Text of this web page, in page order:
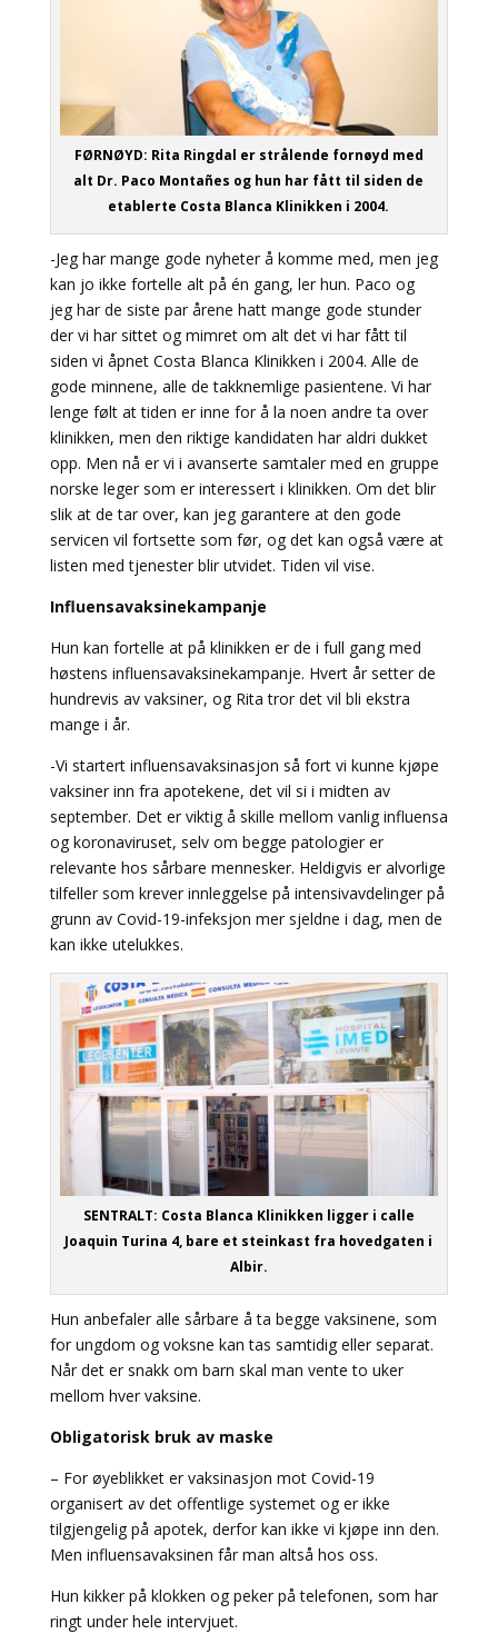
FØRNØYD: Rita Ringdal er strålende fornøyd med
alt Dr. Paco Montañes og hun har fått til siden de
etablerte Costa Blanca Klinikken i 2004.
-Jeg har mange gode nyheter å komme med, men jeg
kan jo ikke fortelle alt på én gang, ler hun. Paco og
jeg har de siste par årene hatt mange gode stunder
der vi har sittet og mimret om alt det vi har fått til
siden vi åpnet Costa Blanca Klinikken i 2004. Alle de
gode minnene, alle de takknemlige pasientene. Vi har
lenge følt at tiden er inne for å la noen andre ta over
klinikken, men den riktige kandidaten har aldri dukket
opp. Men nå er vi i avanserte samtaler med en gruppe
norske leger som er interessert i klinikken. Om det blir
slik at de tar over, kan jeg garantere at den gode
servicen vil fortsette som før, og det kan også være at
listen med tjenester blir utvidet. Tiden vil vise.
Influensavaksinekampanje
Hun kan fortelle at på klinikken er de i full gang med
høstens influensavaksinekampanje. Hvert år setter de
hundrevis av vaksiner, og Rita tror det vil bli ekstra
mange i år.
-Vi startert influensavaksinasjon så fort vi kunne kjøpe
vaksiner inn fra apotekene, det vil si i midten av
september. Det er viktig å skille mellom vanlig influensa
og koronaviruset, selv om begge patologier er
relevante hos sårbare mennesker. Heldigvis er alvorlige
tilfeller som krever innleggelse på intensivavdelinger på
grunn av Covid-19-infeksjon mer sjeldne i dag, men de
kan ikke utelukkes.
SENTRALT: Costa Blanca Klinikken ligger i calle
Joaquin Turina 4, bare et steinkast fra hovedgaten i
Albir.
Hun anbefaler alle sårbare å ta begge vaksinene, som
for ungdom og voksne kan tas samtidig eller separat.
Når det er snakk om barn skal man vente to uker
mellom hver vaksine.
Obligatorisk bruk av maske
– For øyeblikket er vaksinasjon mot Covid-19
organisert av det offentlige systemet og er ikke
tilgjengelig på apotek, derfor kan ikke vi kjøpe inn den.
Men influensavaksinen får man altså hos oss.
Hun kikker på klokken og peker på telefonen, som har
ringt under hele intervjuet.